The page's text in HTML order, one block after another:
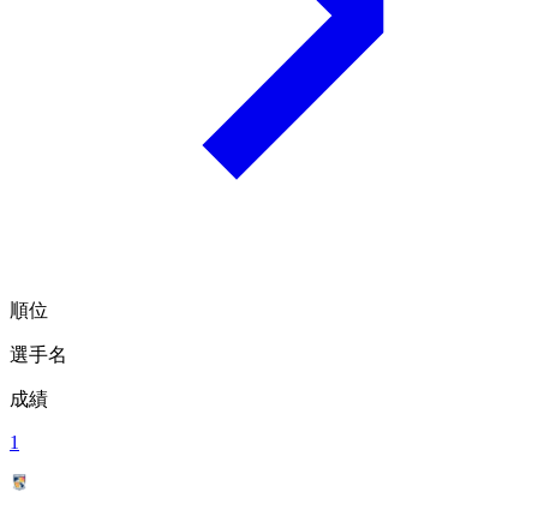
順位
選手名
成績
1